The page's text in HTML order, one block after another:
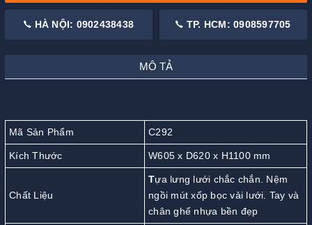
HÀ NỘI: 0902438438 TP. HCM: 0908597705
MÔ TẢ
Mã Sản Phẩm C292
Kích Thước W605 x D620 x H1100 mm
Chất Liệu
Tựa lưng lưới chắc chắn. Nệm
ngồi mút xốp bọc vải lưới. Tay và
chân ghế nhựa bền đẹp